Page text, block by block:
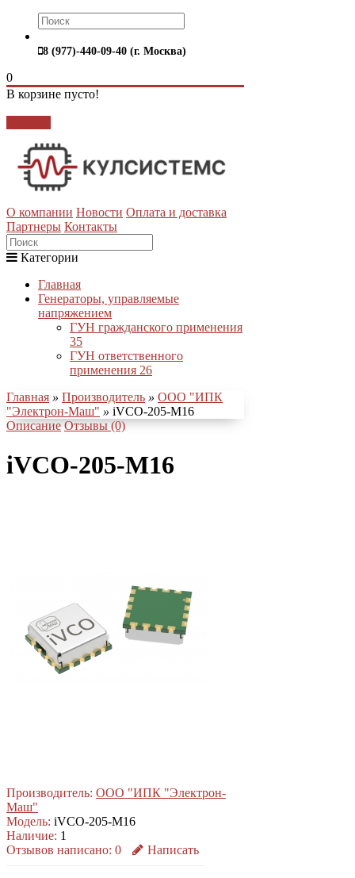
8 (977)-440-09-40 (г. Москва)
0
В корзине пусто!
О компании Новости Оплата и доставка
Партнеры Контакты
Категории
Главная
Генераторы, управляемые
напряжением
ГУН гражданского применения
35
ГУН ответственного
применения 26
Главная » Производитель » ООО "ИПК
"Электрон-Маш" » iVCO-205-M16
Описание Отзывы (0)
iVCO-205-M16
Производитель: ООО "ИПК "Электрон-
Маш"
Модель: iVCO-205-M16
Наличие: 1
Отзывов написано: 0 Написать